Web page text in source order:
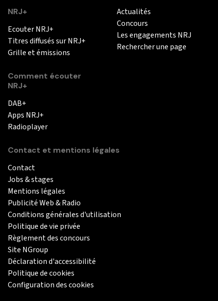
NRJ+
Ecouter NRJ+
Titres diffusés sur NRJ+
Grille et émissions
Comment écouter
NRJ+
DAB+
Apps NRJ+
Radioplayer
Actualités
Concours
Les engagements NRJ
Rechercher une page
Contact et mentions légales
Contact
Jobs & stages
Mentions légales
Publicité Web & Radio
Conditions générales d'utilisation
Politique de vie privée
Règlement des concours
Site NGroup
Déclaration d'accessibilité
Politique de cookies
Configuration des cookies